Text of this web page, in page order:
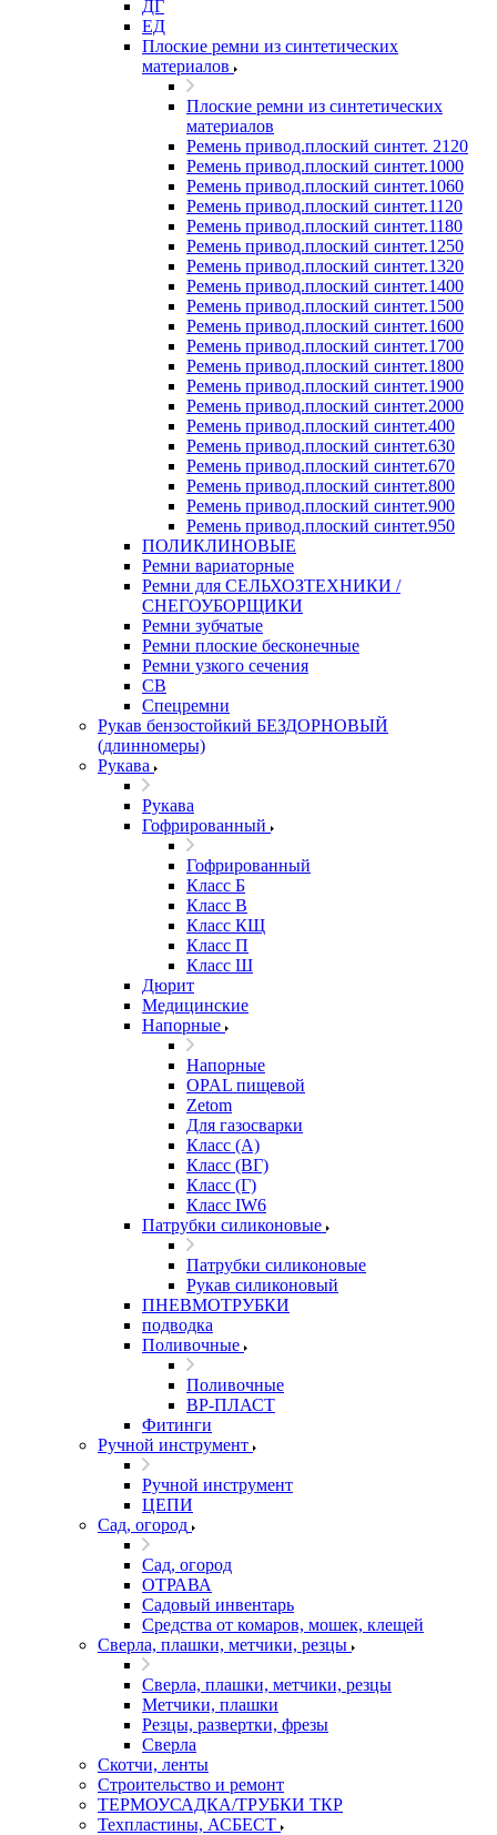
ДГ
ЕД
Плоские ремни из синтетических
материалов
Плоские ремни из синтетических
материалов
Ремень привод.плоский синтет. 2120
Ремень привод.плоский синтет.1000
Ремень привод.плоский синтет.1060
Ремень привод.плоский синтет.1120
Ремень привод.плоский синтет.1180
Ремень привод.плоский синтет.1250
Ремень привод.плоский синтет.1320
Ремень привод.плоский синтет.1400
Ремень привод.плоский синтет.1500
Ремень привод.плоский синтет.1600
Ремень привод.плоский синтет.1700
Ремень привод.плоский синтет.1800
Ремень привод.плоский синтет.1900
Ремень привод.плоский синтет.2000
Ремень привод.плоский синтет.400
Ремень привод.плоский синтет.630
Ремень привод.плоский синтет.670
Ремень привод.плоский синтет.800
Ремень привод.плоский синтет.900
Ремень привод.плоский синтет.950
ПОЛИКЛИНОВЫЕ
Ремни вариаторные
Ремни для СЕЛЬХОЗТЕХНИКИ /
СНЕГОУБОРЩИКИ
Ремни зубчатые
Ремни плоские бесконечные
Ремни узкого сечения
СВ
Спецремни
Рукав бензостойкий БЕЗДОРНОВЫЙ
(длинномеры)
Рукава
Рукава
Гофрированный
Гофрированный
Класс Б
Класс В
Класс КЩ
Класс П
Класс Ш
Дюрит
Медицинские
Напорные
Напорные
OPAL пищевой
Zetom
Для газосварки
Класс (А)
Класс (ВГ)
Класс (Г)
Класс IW6
Патрубки силиконовые
Патрубки силиконовые
Рукав силиконовый
ПНЕВМОТРУБКИ
подводка
Поливочные
Поливочные
ВР-ПЛАСТ
Фитинги
Ручной инструмент
Ручной инструмент
ЦЕПИ
Сад, огород
Сад, огород
ОТРАВА
Садовый инвентарь
Средства от комаров, мошек, клещей
Сверла, плашки, метчики, резцы
Сверла, плашки, метчики, резцы
Метчики, плашки
Резцы, развертки, фрезы
Сверла
Скотчи, ленты
Строительство и ремонт
ТЕРМОУСАДКА/ТРУБКИ ТКР
Техпластины, АСБЕСТ